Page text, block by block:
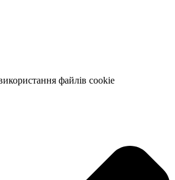
файлів cookie